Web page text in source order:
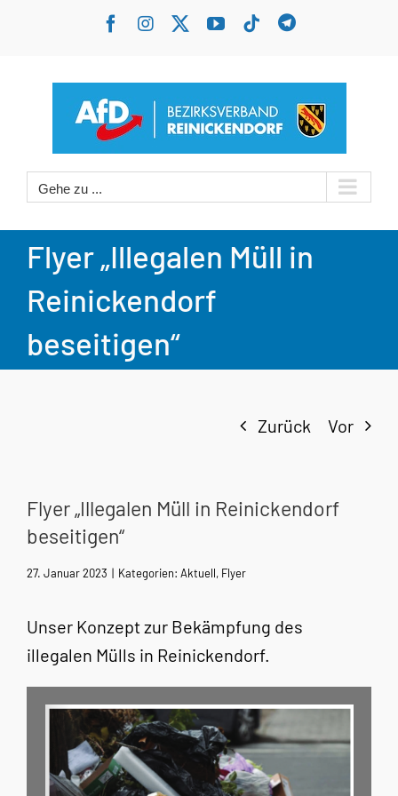
Facebook
InstagramYouTube
Tiktok
Gehe zu ...
Flyer „Illegalen Müll in
Reinickendorf
beseitigen“
Zurück Vor
Flyer „Illegalen Müll in Reinickendorf
beseitigen“
27. Januar 2023 | Kategorien: Aktuell, Flyer
Unser Konzept zur Bekämpfung des
illegalen Mülls in Reinickendorf.